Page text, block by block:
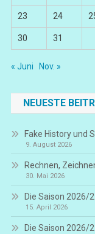
23 24
30 31
« Juni Nov. »
NEUESTE
Fake History und
9. August 2026
Rechnen,
30. Mai 2026
Die Saison 2026/
15. April 2026
Die Saison 2026/